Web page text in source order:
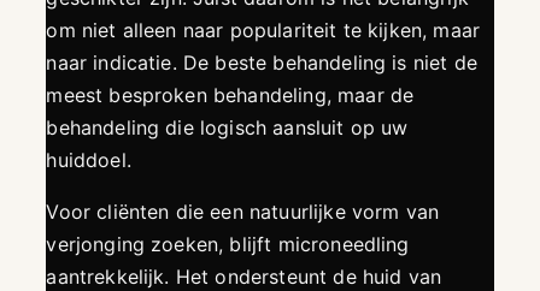
om niet alleen naar populariteit te kijken, maar
naar indicatie. De beste behandeling is niet de
meest besproken behandeling, maar de
behandeling die logisch aansluit op uw
huiddoel.
Voor cliënten die een natuurlijke vorm van
verjonging zoeken, blijft microneedling
aantrekkelijk. Het ondersteunt de huid van